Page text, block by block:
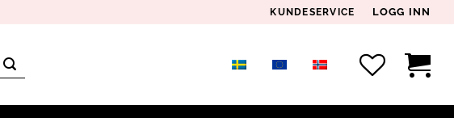
KUNDESERVICE LOGG INN